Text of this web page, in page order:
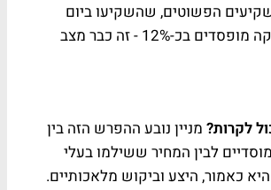
הפשוטים, שהשקיעו ביום
הראשון של ההנפקה מופסדים בכ-12% - זה כבר מצב
לקרות? מניין נובע ההפרש הזה בין
לבין המחיר ששילמו בעלי
כאמור, היצע וביקוש מלאכותיים.